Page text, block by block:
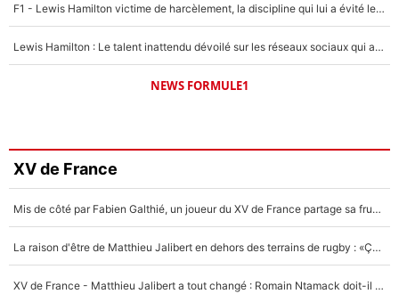
F1 - Lewis Hamilton victime de harcèlement, la discipline qui lui a évité le pire : «J'aurais probablement mal tourné»
Lewis Hamilton : Le talent inattendu dévoilé sur les réseaux sociaux qui a impressionné Kim Kardashian pendant leurs vacances en amoureux !
NEWS FORMULE1
XV de France
Mis de côté par Fabien Galthié, un joueur du XV de France partage sa frustration : «ils ne me l’ont pas dit tout de suite»
La raison d'être de Matthieu Jalibert en dehors des terrains de rugby : «Ça m'atteint autant que si tu touches à un membre de ma famille»
XV de France - Matthieu Jalibert a tout changé : Romain Ntamack doit-il s’inquiéter pour sa place à un an de la Coupe du monde ?